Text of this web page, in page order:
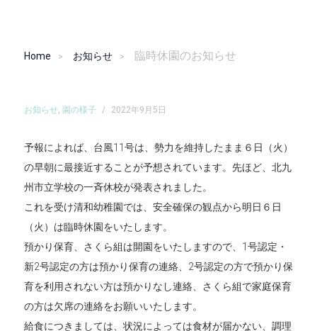
Home お知らせ 臨時休園のお知らせ
お知らせ, 園の様子 / 2022年9月5日
予報によれば、台風11号は、勢力を維持したまま６日（火）
の早朝に最接近することが予想されています。先ほど、北九
州市立学校の一斉休校が発表されました。
これを受け清和幼稚園では、安全確保の観点から明日６日
（火）は臨時休園をいたします。
預かり保育、さくら組は開園をいたしますので、1号認定・
新2号認定の方は預かり保育の連絡、2号認定の方で預かり保
育を利用されない方は預かりなし連絡、さくら組で家庭保育
の方は欠席の連絡をお願いいたします。
給食につきましては、状況によっては食材が届かない、調理